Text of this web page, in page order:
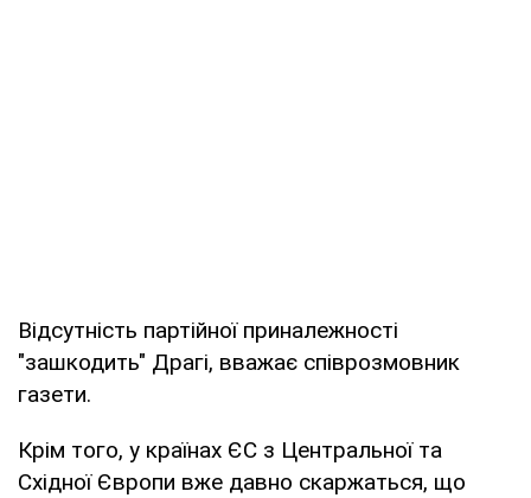
Відсутність партійної приналежності
"зашкодить" Драгі, вважає співрозмовник
газети.
Крім того, у країнах ЄС з Центральної та
Східної Європи вже давно скаржаться, що